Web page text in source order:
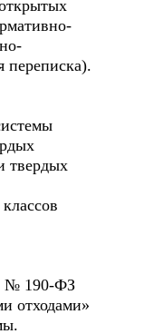
переписка).
твердых
№ 190-ФЗ
отходами»